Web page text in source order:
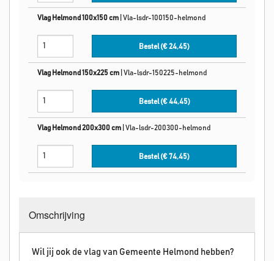
Vlag Helmond 100x150 cm Vla-lsdr-100150-helmond
Bestel (€24,45)
Vlag Helmond 150x225 cm Vla-lsdr-150225-helmond
Bestel (€44,45)
Vlag Helmond 200x300 cm Vla-lsdr-200300-helmond
Bestel (€74,45)
Omschrijving
Wil jij ook de vlag van Gemeente Helmond hebben?